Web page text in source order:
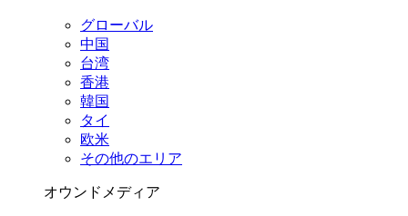
グローバル
中国
台湾
香港
韓国
タイ
欧米
その他のエリア
オウンドメディア